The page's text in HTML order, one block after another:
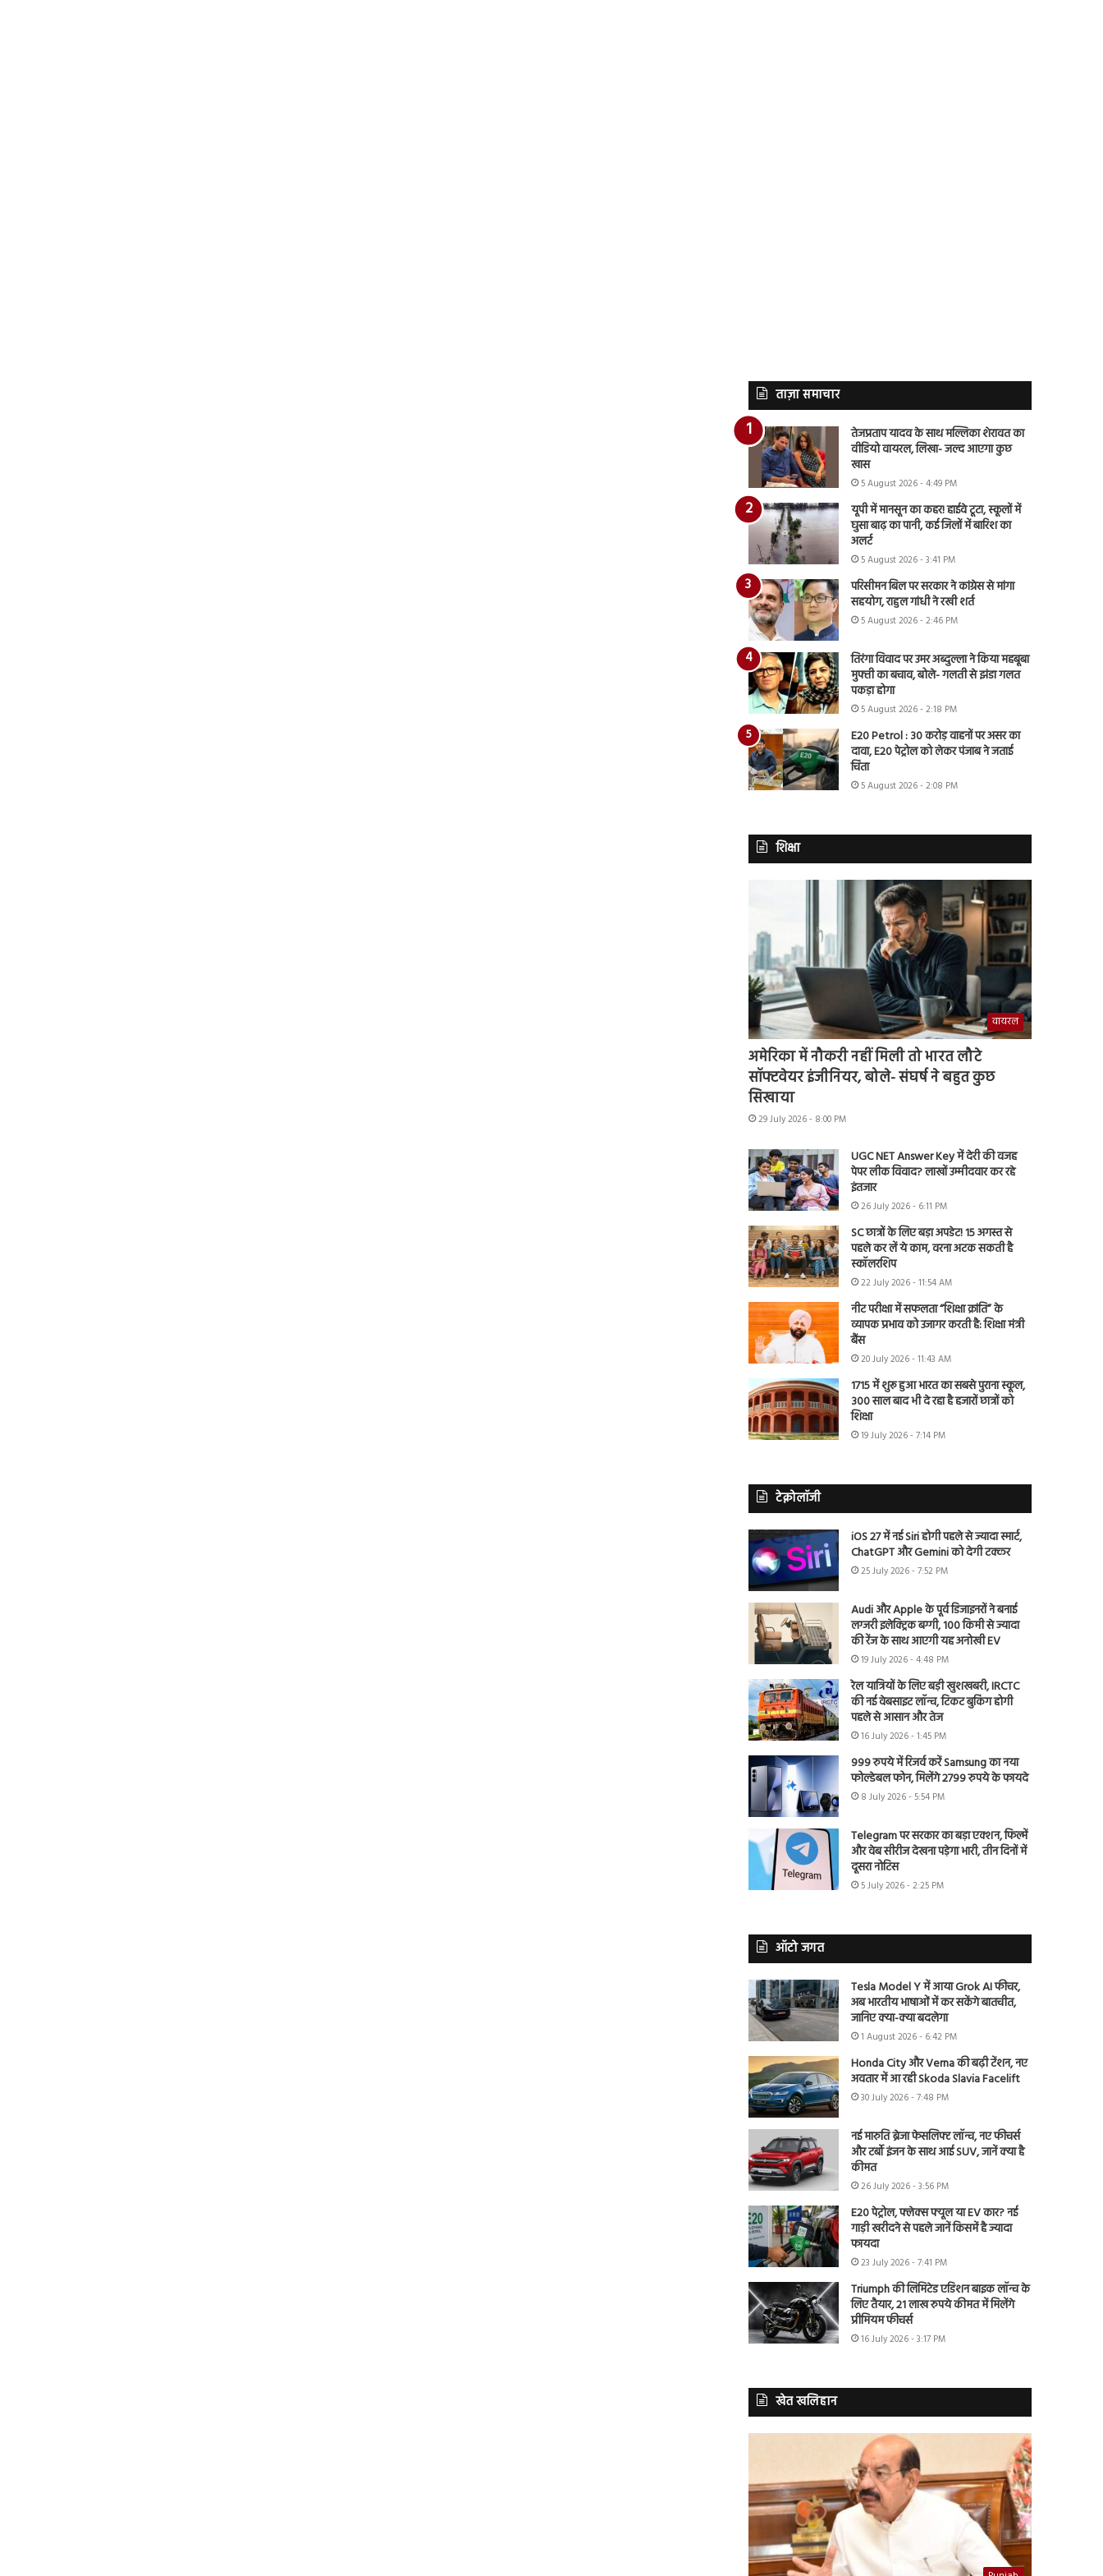
ताज़ा समाचार
तेजप्रताप यादव के साथ मल्लिका शेरावत का
वीडियो वायरल, लिखा- जल्द आएगा कुछ
खास
5 August 2026 - 4:49 PM
यूपी में मानसून का कहर! हाईवे टूटा, स्कूलों में
घुसा बाढ़ का पानी, कई जिलों में बारिश का
अलर्ट
5 August 2026 - 3:41 PM
परिसीमन बिल पर सरकार ने कांग्रेस से मांगा
सहयोग, राहुल गांधी ने रखी शर्त
5 August 2026 - 2:46 PM
तिरंगा विवाद पर उमर अब्दुल्ला ने किया महबूबा
मुफ्ती का बचाव, बोले- गलती से झंडा गलत
पकड़ा होगा
5 August 2026 - 2:18 PM
E20 Petrol : 30 करोड़ वाहनों पर असर का
दावा, E20 पेट्रोल को लेकर पंजाब ने जताई
चिंता
5 August 2026 - 2:08 PM
शिक्षा
वायरल
अमेरिका में नौकरी नहीं मिली तो भारत लौटे
सॉफ्टवेयर इंजीनियर, बोले- संघर्ष ने बहुत कुछ
सिखाया
29 July 2026 - 8:00 PM
UGC NET Answer Key में देरी की वजह
पेपर लीक विवाद? लाखों उम्मीदवार कर रहे
इंतजार
26 July 2026 - 6:11 PM
SC छात्रों के लिए बड़ा अपडेट! 15 अगस्त से
पहले कर लें ये काम, वरना अटक सकती है
स्कॉलरशिप
22 July 2026 - 11:54 AM
नीट परीक्षा में सफलता “शिक्षा क्रांति” के
व्यापक प्रभाव को उजागर करती है: शिक्षा मंत्री
बैंस
20 July 2026 - 11:43 AM
1715 में शुरू हुआ भारत का सबसे पुराना स्कूल,
300 साल बाद भी दे रहा है हजारों छात्रों को
शिक्षा
19 July 2026 - 7:14 PM
टेक्नोलॉजी
iOS 27 में नई Siri होगी पहले से ज्यादा स्मार्ट,
ChatGPT और Gemini को देगी टक्कर
25 July 2026 - 7:52 PM
Audi और Apple के पूर्व डिजाइनरों ने बनाई
लग्जरी इलेक्ट्रिक बग्गी, 100 किमी से ज्यादा
की रेंज के साथ आएगी यह अनोखी EV
19 July 2026 - 4:48 PM
रेल यात्रियों के लिए बड़ी खुशखबरी, IRCTC
की नई वेबसाइट लॉन्च, टिकट बुकिंग होगी
पहले से आसान और तेज
16 July 2026 - 1:45 PM
999 रुपये में रिजर्व करें Samsung का नया
फोल्डेबल फोन, मिलेंगे 2799 रुपये के फायदे
8 July 2026 - 5:54 PM
Telegram पर सरकार का बड़ा एक्शन, फिल्में
और वेब सीरीज देखना पड़ेगा भारी, तीन दिनों में
दूसरा नोटिस
5 July 2026 - 2:25 PM
ऑटो जगत
Tesla Model Y में आया Grok AI फीचर,
अब भारतीय भाषाओं में कर सकेंगे बातचीत,
जानिए क्या-क्या बदलेगा
1 August 2026 - 6:42 PM
Honda City और Verna की बढ़ी टेंशन, नए
अवतार में आ रही Skoda Slavia Facelift
30 July 2026 - 7:48 PM
नई मारुति ब्रेजा फेसलिफ्ट लॉन्च, नए फीचर्स
और टर्बो इंजन के साथ आई SUV, जानें क्या है
कीमत
26 July 2026 - 3:56 PM
E20 पेट्रोल, फ्लेक्स फ्यूल या EV कार? नई
गाड़ी खरीदने से पहले जानें किसमें है ज्यादा
फायदा
23 July 2026 - 7:41 PM
Triumph की लिमिटेड एडिशन बाइक लॉन्च के
लिए तैयार, 21 लाख रुपये कीमत में मिलेंगे
प्रीमियम फीचर्स
16 July 2026 - 3:17 PM
खेत खलिहान